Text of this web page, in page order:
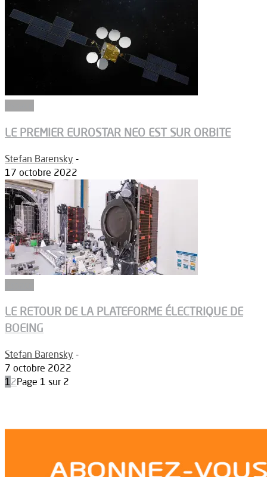
LE PREMIER EUROSTAR NEO EST SUR ORBITE
Stefan Barensky -
17 octobre 2022
LE RETOUR DE LA PLATEFORME ÉLECTRIQUE DE
BOEING
Stefan Barensky -
7 octobre 2022
12Page 1 sur 2